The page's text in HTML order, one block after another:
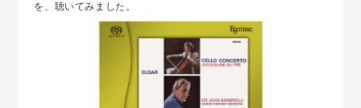
を、聴いてみました。